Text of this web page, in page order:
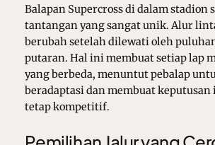
Balapan Supercross di dalam
tantangan yang sangat unik. Alur
berubah setelah dilewati oleh
putaran. Hal ini membuat setiap lap
yang berbeda, menuntut pebalap
beradaptasi dan membuat keputusan
tetap kompetitif.